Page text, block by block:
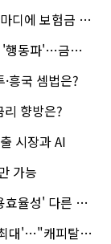
금 못 받을 뻔?
감원 '신중모드'
흥국 셈법은?
향방은?
시장과 AI
가능
다른 잣대 왜?
, 자산 1조원 이상"